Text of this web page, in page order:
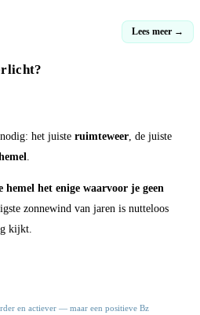
Lees meer →
het juiste ruimteweer , de juiste
hemel het enige waarvoor je geen
zonnewind van jaren is nutteloos
kijkt.
en actiever — maar een positieve Bz